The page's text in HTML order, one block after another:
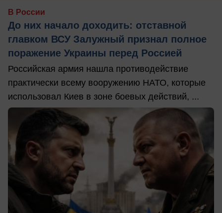
В России
До них начало доходить: отставной
главком ВСУ Залужный признал полное
поражение Украины перед Россией
Российская армия нашла противодействие
практически всему вооружению НАТО, которые
использовал Киев в зоне боевых действий, ...